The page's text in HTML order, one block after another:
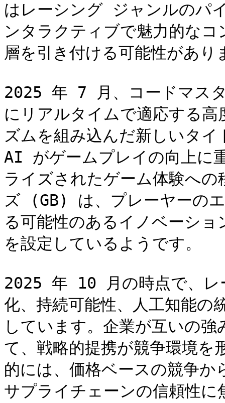
はレーシング ジャンルのパ
ンタラクティブで魅力的な
層を引き付ける可能性があり
2025 年 7 月、コードマス
にリアルタイムで適応する
ズムを組み込んだ新しいタ
AI がゲームプレイの向上に
ライズされたゲーム体験へ
ズ (GB) は、プレーヤーの
る可能性のあるイノベーシ
を設定しているようです。
2025 年 10 月の時点で、レ
化、持続可能性、人工知能の
しています。企業が互いの
て、戦略的提携が競争環境を
的には、価格ベースの競争
サプライチェーンの信頼性に